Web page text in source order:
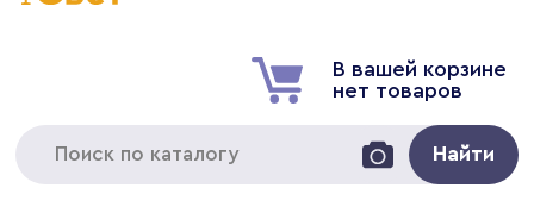
В вашей корзине
нет товаров
Найти